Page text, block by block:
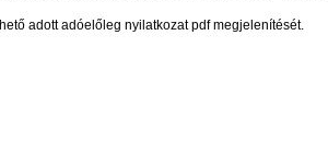
adott adóelőleg nyilatkozat pdf megjelenítését.